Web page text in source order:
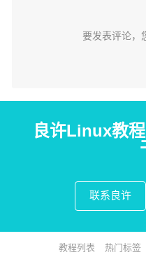
要发表评论，
良许Linux教
联系良许
教程列表 热门标签